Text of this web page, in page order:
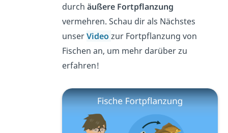
durchäußere Fortpflanzung
vermehren. Schau dir als Nächstes
unserVideozur Fortpflanzung von
Fischen an, um mehr darüber zu
erfahren!